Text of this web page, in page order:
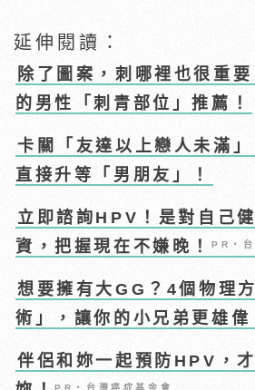
延伸閱讀：
除了圖案，刺哪裡也很重
的男性「刺青部位」推薦！
卡關「友達以上戀人未滿」
直接升等「男朋友」！
立即諮詢HPV！是對自己
資，把握現在不嫌晚！PR・台
想要擁有大GG？4個物理
術」，讓你的小兄弟更雄偉
伴侶和妳一起預防HPV，
PR・台灣癌症基金會